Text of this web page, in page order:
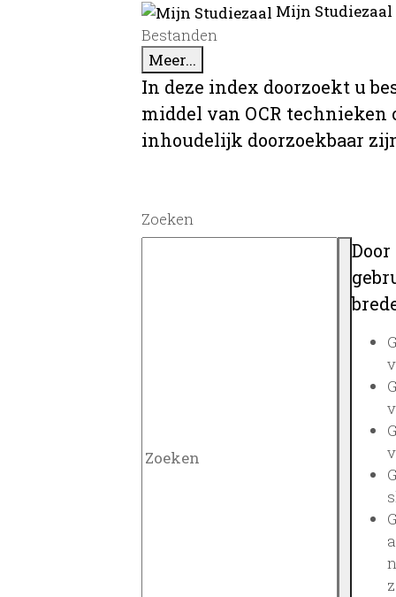
Mijn
Bestanden
Meer...
In deze index doorzoekt u
middel van OCR
inhoudelijk doorzoekbaar
Zoeken